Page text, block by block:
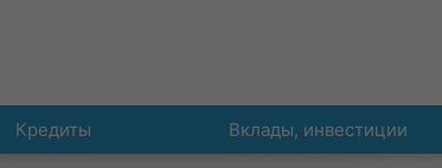
Кредиты Вклады, инвестиции